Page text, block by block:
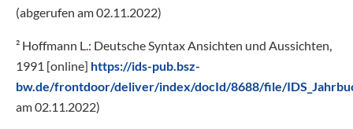
(abgerufen am 02.11.2022)
² Hoffmann L.: Deutsche Syntax Ansichten und Aussichten,
1991 [online] https://ids-pub.bsz-
bw.de/frontdoor/deliver/index/docId/8688/file/
am 02.11.2022)